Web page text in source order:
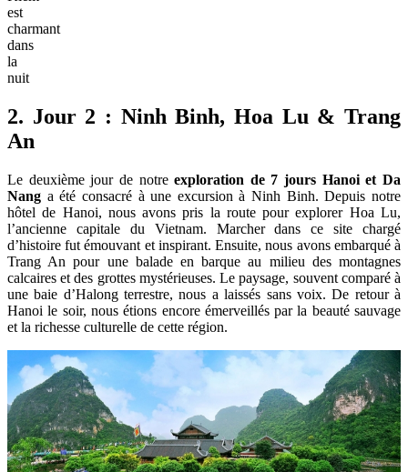
est
charmant
dans
la
nuit
2. Jour 2 : Ninh Binh, Hoa Lu & Trang
An
Le deuxième jour de notreexploration de 7 jours Hanoi et Da
Nang a été consacré à une excursion à Ninh Binh. Depuis notre
hôtel de Hanoi, nous avons pris la route pour explorer Hoa Lu,
l’ancienne capitale du Vietnam. Marcher dans ce site chargé
d’histoire fut émouvant et inspirant. Ensuite, nous avons embarqué à
Trang An pour une balade en barque au milieu des montagnes
calcaires et des grottes mystérieuses. Le paysage, souvent comparé à
une baie d’Halong terrestre, nous a laissés sans voix. De retour à
Hanoi le soir, nous étions encore émerveillés par la beauté sauvage
et la richesse culturelle de cette région.